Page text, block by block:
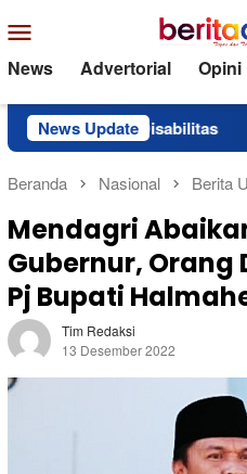
ke
kontenMobile
News Advertorial Opini
News Update
Disabilitas
Beranda Nasional Berita
Mendagri
Gubernur, Orang
Pj Bupati
Tim Redaksi
13 Desember 2022